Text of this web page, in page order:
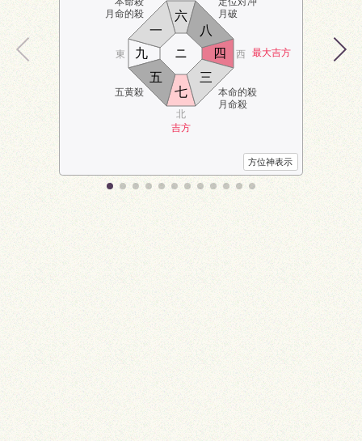
月命的殺
月破
最大吉方
五黄殺
吉方
本命的殺
月命殺
北
東 西
七
八
九
一
ニ
三
四
五
六
方位神表示